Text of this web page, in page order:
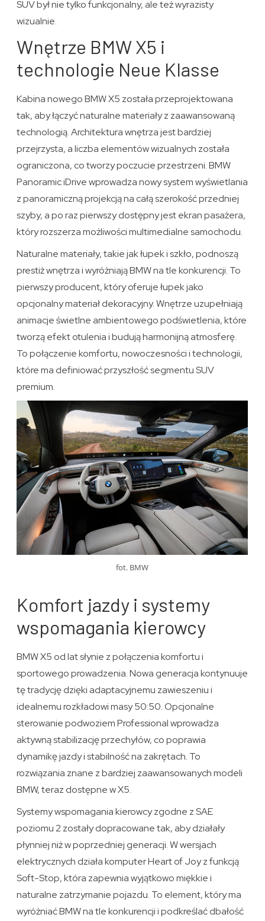
SUV był nie tylko funkcjonalny, ale też wyrazisty
wizualnie.
Wnętrze BMW X5 i
technologie Neue Klasse
Kabina nowego BMW X5 została przeprojektowana
tak, aby łączyć naturalne materiały z zaawansowaną
technologią. Architektura wnętrza jest bardziej
przejrzysta, a liczba elementów wizualnych została
ograniczona, co tworzy poczucie przestrzeni. BMW
Panoramic iDrive wprowadza nowy system wyświetlania
z panoramiczną projekcją na całą szerokość przedniej
szyby, a po raz pierwszy dostępny jest ekran pasażera,
który rozszerza możliwości multimedialne samochodu.
Naturalne materiały, takie jak łupek i szkło, podnoszą
prestiż wnętrza i wyróżniają BMW na tle konkurencji. To
pierwszy producent, który oferuje łupek jako
opcjonalny materiał dekoracyjny. Wnętrze uzupełniają
animacje świetlne ambientowego podświetlenia, które
tworzą efekt otulenia i budują harmonijną atmosferę.
To połączenie komfortu, nowoczesności i technologii,
które ma definiować przyszłość segmentu SUV
premium.
fot. BMW
Komfort jazdy i systemy
wspomagania kierowcy
BMW X5 od lat słynie z połączenia komfortu i
sportowego prowadzenia. Nowa generacja kontynuuje
tę tradycję dzięki adaptacyjnemu zawieszeniu i
idealnemu rozkładowi masy 50:50. Opcjonalne
sterowanie podwoziem Professional wprowadza
aktywną stabilizację przechyłów, co poprawia
dynamikę jazdy i stabilność na zakrętach. To
rozwiązania znane z bardziej zaawansowanych modeli
BMW, teraz dostępne w X5.
Systemy wspomagania kierowcy zgodne z SAE
poziomu 2 zostały dopracowane tak, aby działały
płynniej niż w poprzedniej generacji. W wersjach
elektrycznych działa komputer Heart of Joy z funkcją
Soft-Stop, która zapewnia wyjątkowo miękkie i
naturalne zatrzymanie pojazdu. To element, który ma
wyróżniać BMW na tle konkurencji i podkreślać dbałość